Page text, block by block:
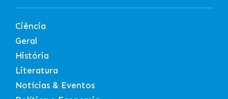
Ciência
Geral
História
Literatura
Notícias & Eventos